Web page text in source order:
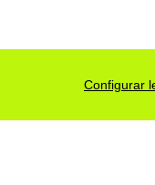
Configurar